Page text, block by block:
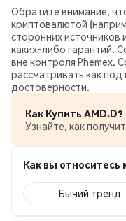
Обратите внимание,
криптовалютой
сторонних источников
каких‑либо гарантий.
вне контроля Phemex.
рассматривать как
достоверности.
Как Купить AMD.D?
Узнайте, как
Как вы относитесь
Бычий тренд